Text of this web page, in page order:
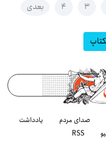
۳ ۴ بعدی
صدای مردم
یادداشت
RSS